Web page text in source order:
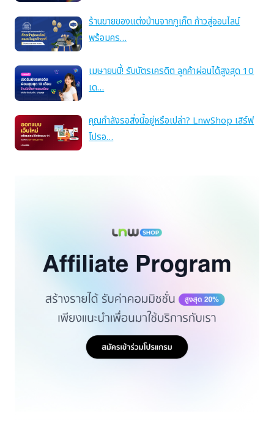
ร้านขายของแต่งบ้านจากภูเก็ต ก้าวสู่ออนไลน์
พร้อมคร…
เมษายนนี้! รับบัตรเครดิต ลูกค้าผ่อนได้สูงสุด 10
เด…
คุณกำลังรอสิ่งนี้อยู่หรือเปล่า? LnwShop เสิร์ฟ
โปรอ…